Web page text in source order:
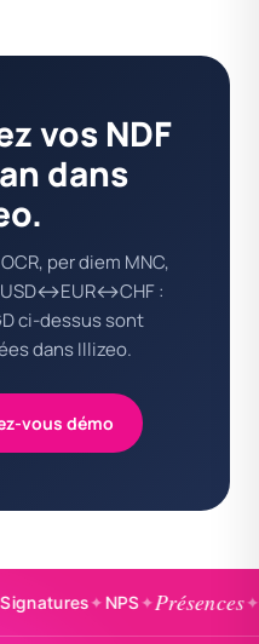
vos NDF
dans
per diem MNC,
:
ci-dessus sont
dans Illizeo.
vous démo
✦NPS✦Présences✦